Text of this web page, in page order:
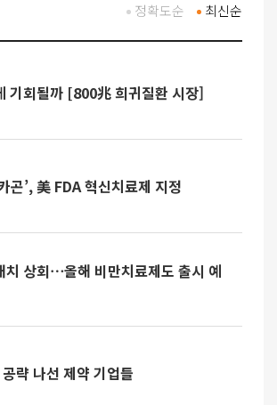
최신순
정확도순
기회될까 [800兆 희귀질환 시장]
곤’, 美 FDA 혁신치료제 지정
상회⋯올해 비만치료제도 출시 예
략 나선 제약 기업들